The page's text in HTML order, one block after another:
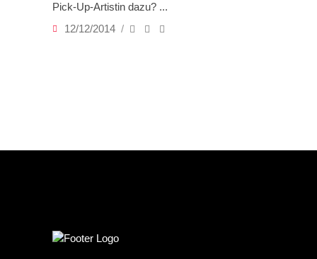
Pick-Up-Artistin dazu?
12/12/2014